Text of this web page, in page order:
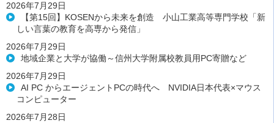
2026年7月29日
【第15回】KOSENから未来を創造 小山工業高等専門学校「新
しい言葉の教育を高専から発信」
2026年7月29日
地域企業と大学が協働～信州大学附属校教員用PC寄贈など
2026年7月29日
AI PC からエージェントPCの時代へ NVIDIA日本代表×マウス
コンピューター
2026年7月28日